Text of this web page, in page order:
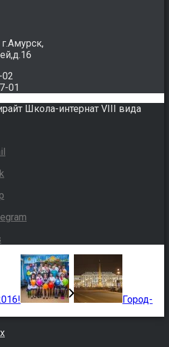
02
01
Школа-интернат VIII вида
Город-